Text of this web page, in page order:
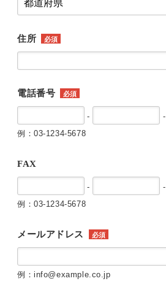
住所 必須
電話番号 必須
-
-
例：03-1234-5678
FAX
-
-
例：03-1234-5678
メールアドレス 必須
例：info@example.co.jp